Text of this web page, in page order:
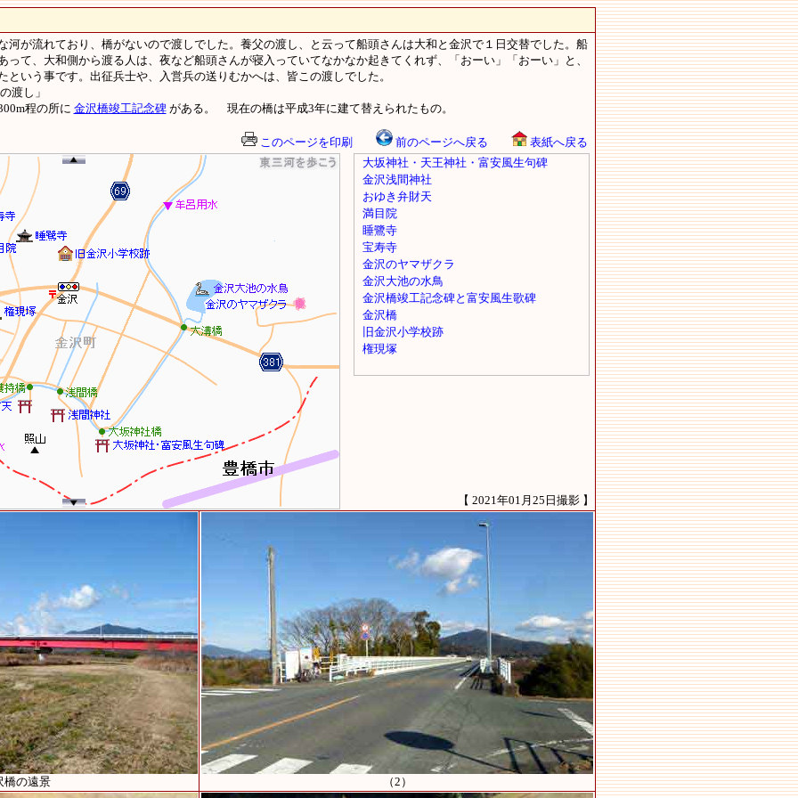
河が流れており、橋がないので渡しでした。養父の渡し、と云って船頭さんは大和と金沢で１日交替でした。船
って、大和側から渡る人は、夜など船頭さんが寝入っていてなかなか起きてくれず、「おーい」「おーい」と、
いう事です。出征兵士や、入営兵の送りむかへは、皆この渡しでした。
渡し」
程の所に 金沢橋竣工記念碑がある。 現在の橋は平成3年に建て替えられたもの。
このページを印刷 前のページへ戻る 表紙へ戻る
【 2021年01月25日撮影 】
橋の遠景 （2）